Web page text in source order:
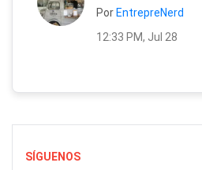
Por EntrepreNerd
12:33 PM, Jul 28
SÍGUENOS